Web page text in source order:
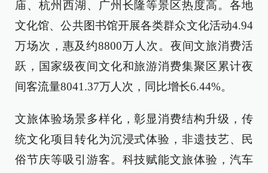
庙、杭州西湖、广州长隆等景区热度高。各地
文化馆、公共图书馆开展各类群众文化活动4.94
万场次，惠及约8800万人次。夜间文旅消费活
跃，国家级夜间文化和旅游消费集聚区累计夜
间客流量8041.37万人次，同比增长6.44%。
文旅体验场景多样化，彰显消费结构升级，传
统文化项目转化为沉浸式体验，非遗技艺、民
俗节庆等吸引游客。科技赋能文旅体验，汽车